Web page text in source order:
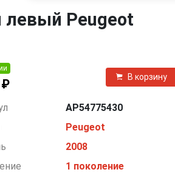
левый Peugeot
₽
В корзину
AP54775430
Peugeot
2008
1 поколение